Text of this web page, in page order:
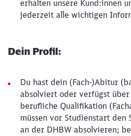
erhalten unsere Kund:innen
jederzeit alle wichtigen
Dein Profil:
Du hast dein (Fach-)Abitur
absolviert oder verfügst über
berufliche Qualifikation
müssen vor Studienstart den
an der DHBW absolvieren;